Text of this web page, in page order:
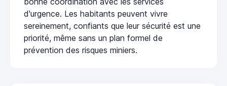
d'urgence. Les habitants peuvent vivre
sereinement, confiants que leur sécurité est une
priorité, même sans un plan formel de
prévention des risques miniers.